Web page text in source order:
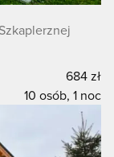
684 zł
10 osób, 1 noc